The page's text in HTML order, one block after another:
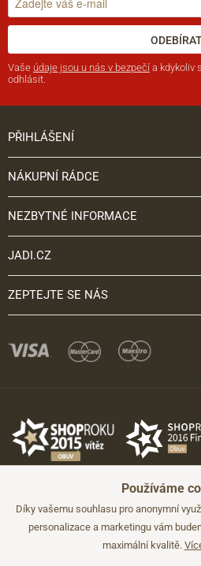
Vaše údaje jsou u nás v bezpečí a kdykoliv
odhlásit.
PŘIHLÁŠENÍ
NÁKUPNÍ RÁDCE
NEZBYTNÉ INFORMACE
JADI.CZ
ZEPTEJTE SE NÁS
©2026 JADI.cz. Užití materiálů bez souhlasu není
Používáme
Díky vašemu souhlasu pro anonymní
personalizace a marketingu vám
maximální kvalitě.